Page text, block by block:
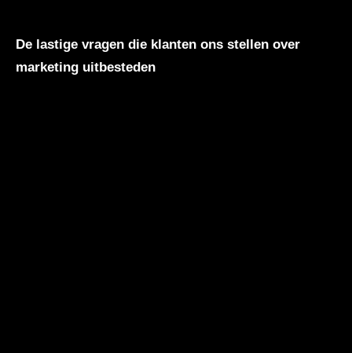
De lastige vragen die klanten ons stellen over
marketing uitbesteden